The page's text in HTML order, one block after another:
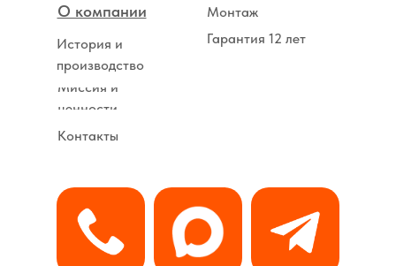
Монтаж
История и
производство
О компании
Миссия и
ценности
Контакты
Гарантия 12 лет